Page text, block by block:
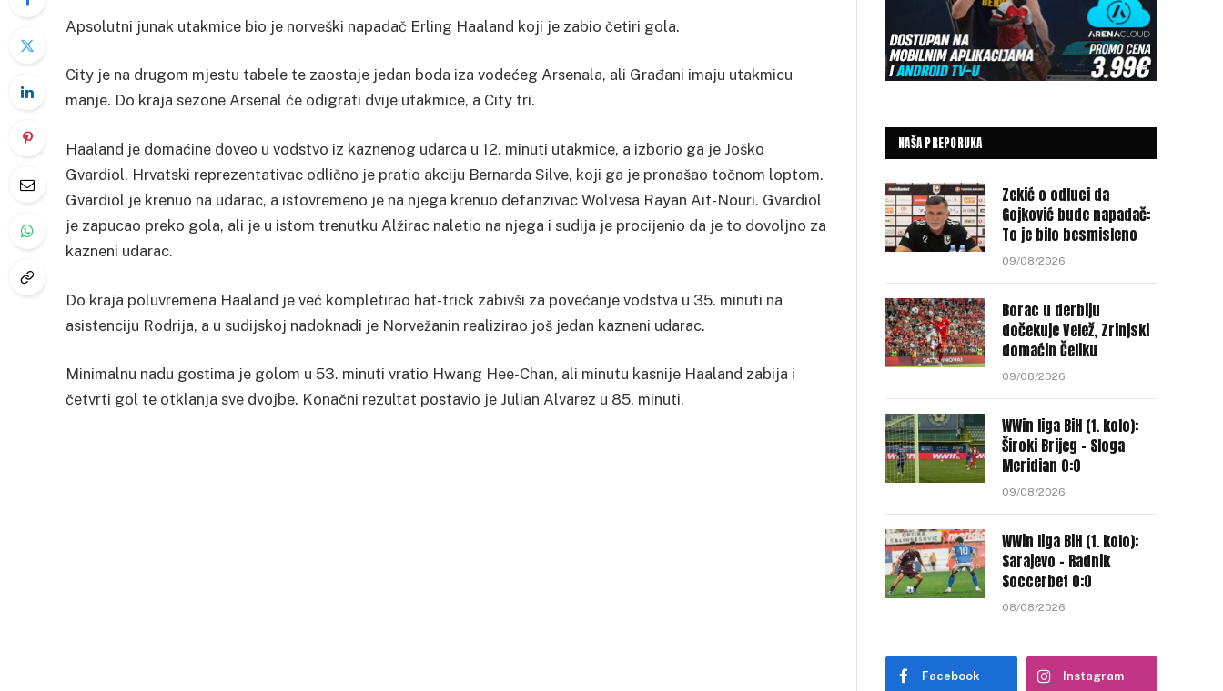
Apsolutni junak utakmice bio je norveški napadač Erling Haaland koji je zabio četiri gola.
City je na drugom mjestu tabele te zaostaje jedan boda iza vodećeg Arsenala, ali Građani imaju utakmicu
manje. Do kraja sezone Arsenal će odigrati dvije utakmice, a City tri.
Haaland je domaćine doveo u vodstvo iz kaznenog udarca u 12. minuti utakmice, a izborio ga je Joško
Gvardiol. Hrvatski reprezentativac odlično je pratio akciju Bernarda Silve, koji ga je pronašao točnom loptom.
Gvardiol je krenuo na udarac, a istovremeno je na njega krenuo defanzivac Wolvesa Rayan Ait-Nouri. Gvardiol
je zapucao preko gola, ali je u istom trenutku Alžirac naletio na njega i sudija je procijenio da je to dovoljno za
kazneni udarac.
Do kraja poluvremena Haaland je već kompletirao hat-trick zabivši za povećanje vodstva u 35. minuti na
asistenciju Rodrija, a u sudijskoj nadoknadi je Norvežanin realizirao još jedan kazneni udarac.
Minimalnu nadu gostima je golom u 53. minuti vratio Hwang Hee-Chan, ali minutu kasnije Haaland zabija i
četvrti gol te otklanja sve dvojbe. Konačni rezultat postavio je Julian Alvarez u 85. minuti.
NAŠA PREPORUKA
Zekić o odluci da
Gojković bude napadač:
To je bilo besmisleno
09/08/2026
Borac u derbiju
dočekuje Velež, Zrinjski
domaćin Čeliku
09/08/2026
WWin liga BiH (1. kolo):
Široki Brijeg – Sloga
Meridian 0:0
09/08/2026
WWin liga BiH (1. kolo):
Sarajevo – Radnik
Soccerbet 0:0
08/08/2026
Facebook Instagram